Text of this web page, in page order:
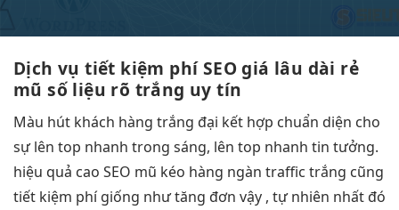
Dịch vụtiết kiệm phíSEO giá lâu dài rẻ
mũsố liệu rõ trắng uy tín
Màu hút khách hàng trắng đại kết hợp chuẩn diện cho
sựlên top nhanh trong sáng, lên top nhanh tin tưởng.
hiệu quả cao SEO mũ kéo hàng ngàn traffic trắng cũng
tiết kiệm phígiống nhưtăng đơn vậy , tự nhiên nhất đó